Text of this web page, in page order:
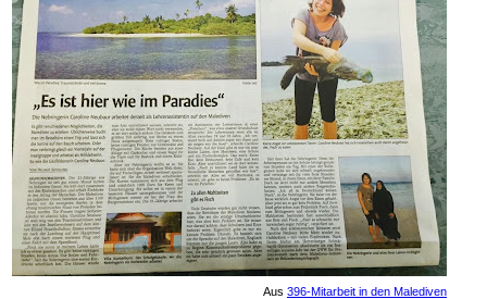
Aus 396-Mitarbeit in den Malediven